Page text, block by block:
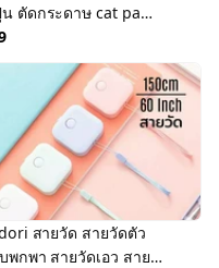
ตัดกระดาษ cat paw
cutter
สายวัด สายวัดตัว
พกพา สายวัดเอว สาย